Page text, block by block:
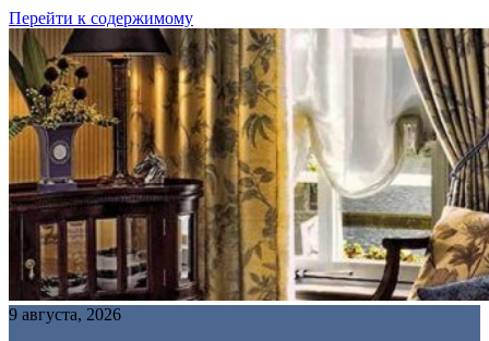
Перейти к содержимому
9 августа, 2026